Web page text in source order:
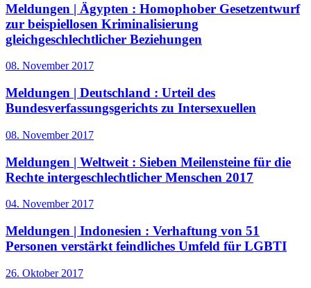
Meldungen | Ägypten : Homophober Gesetzentwurf
zur beispiellosen Kriminalisierung
gleichgeschlechtlicher Beziehungen
08. November 2017
Meldungen | Deutschland : Urteil des
Bundesverfassungsgerichts zu Intersexuellen
08. November 2017
Meldungen | Weltweit : Sieben Meilensteine für die
Rechte intergeschlechtlicher Menschen 2017
04. November 2017
Meldungen | Indonesien : Verhaftung von 51
Personen verstärkt feindliches Umfeld für LGBTI
26. Oktober 2017